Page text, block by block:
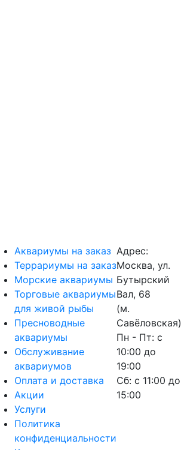
Аквариумы на заказ
Террариумы на заказ
Морские аквариумы
Торговые аквариумы
для живой рыбы
Пресноводные
аквариумы
Обслуживание
аквариумов
Оплата и доставка
Акции
Услуги
Политика
конфиденциальности
Адрес:
Москва, ул.
Бутырский
Вал, 68
(м.
Савёловская)
Пн - Пт: с
10:00 до
19:00
Сб: с 11:00 до
15:00